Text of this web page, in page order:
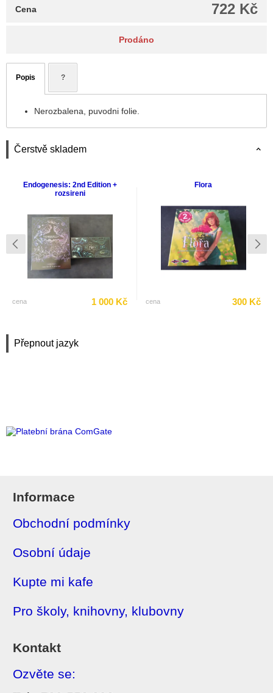
Přepnout jazyk
722 Kč
Cena
Prodáno
Popis ?
Nerozbalena, puvodni folie.
Čerstvě skladem
Endogenesis: 2nd Edition +
rozsireni
cena 1 000 Kč
Flora
cena 300 Kč
Informace
Obchodní podmínky
Osobní údaje
Kupte mi kafe
Pro školy, knihovny, klubovny
Kontakt
Ozvěte se: